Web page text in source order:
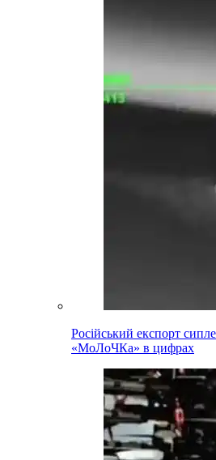
Російський експорт
«МоЛоЧКа» в цифрах